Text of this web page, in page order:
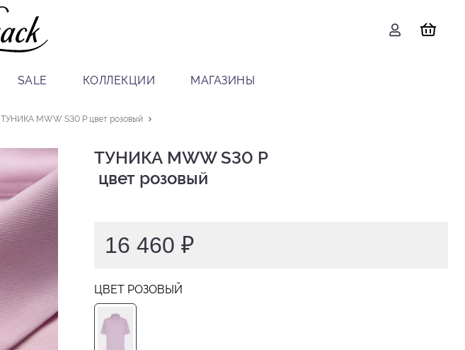
SALE КОЛЛЕКЦИИ МАГАЗИНЫ
ТУНИКА MWW S30 P цвет розовый
ТУНИКА MWW S30 P
цвет розовый
16 460 ₽
ЦВЕТ РОЗОВЫЙ